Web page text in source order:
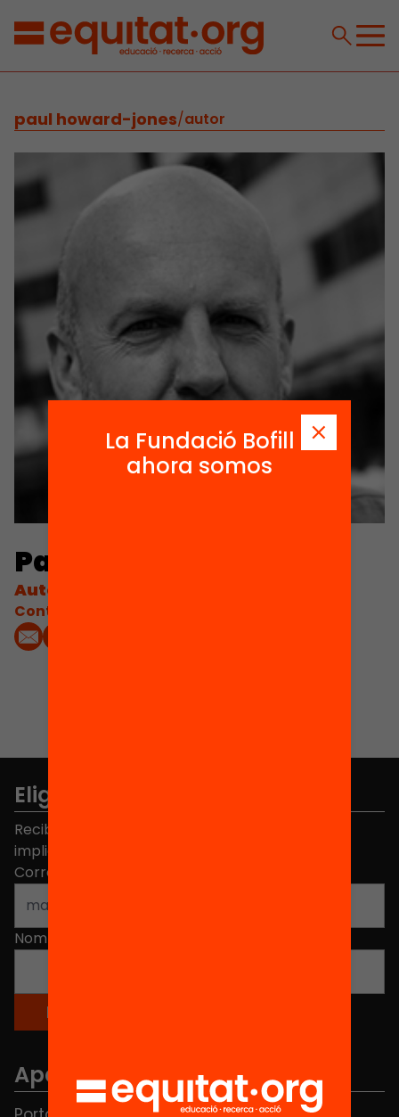
paul howard-jones/autor
Paul Howard-Jones
Autor
Contacta'm:
Elige equidad
Recibe contenidos, iniciativas y proyectos para
implicarte.
Correo electrónico
Nombre
Apartados
La Fundació Bofill
ahora somos